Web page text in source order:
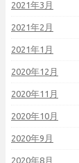
2021年3月
2021年2月
2021年1月
2020年12月
2020年11月
2020年10月
2020年9月
2020年8月